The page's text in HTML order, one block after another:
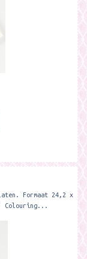
Formaat 24,2 x
Colouring...